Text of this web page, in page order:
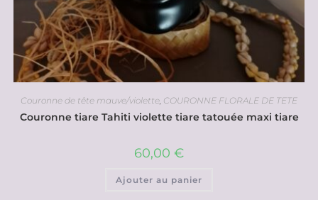
Couronne de tête mauve/violette, COURONNE FLORALE DE TETE
Couronne tiare Tahiti violette tiare tatouée maxi tiare
60,00 €
Ajouter au panier